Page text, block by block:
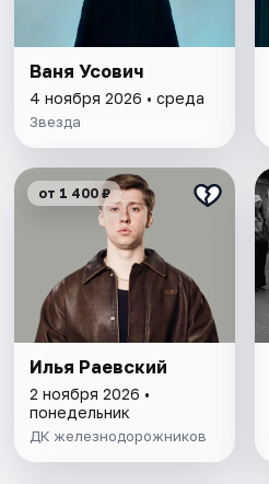
Ваня Усович
4 ноября 2026 • среда
Звезда
от 1 400 ₽
Илья Раевский
2 ноября 2026 •
понедельник
ДК железнодорожников